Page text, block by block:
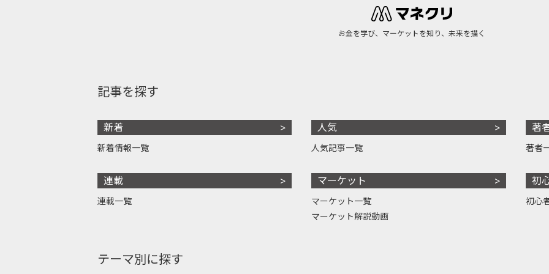
お金を学び、マーケットを知り、未来を描く
記事を探す
新着
新着情報一覧
連載
連載一覧
人気
人気記事一覧
マーケット
マーケット一覧
マーケット解説動画
著
著者
初
初心
テーマ別に探す